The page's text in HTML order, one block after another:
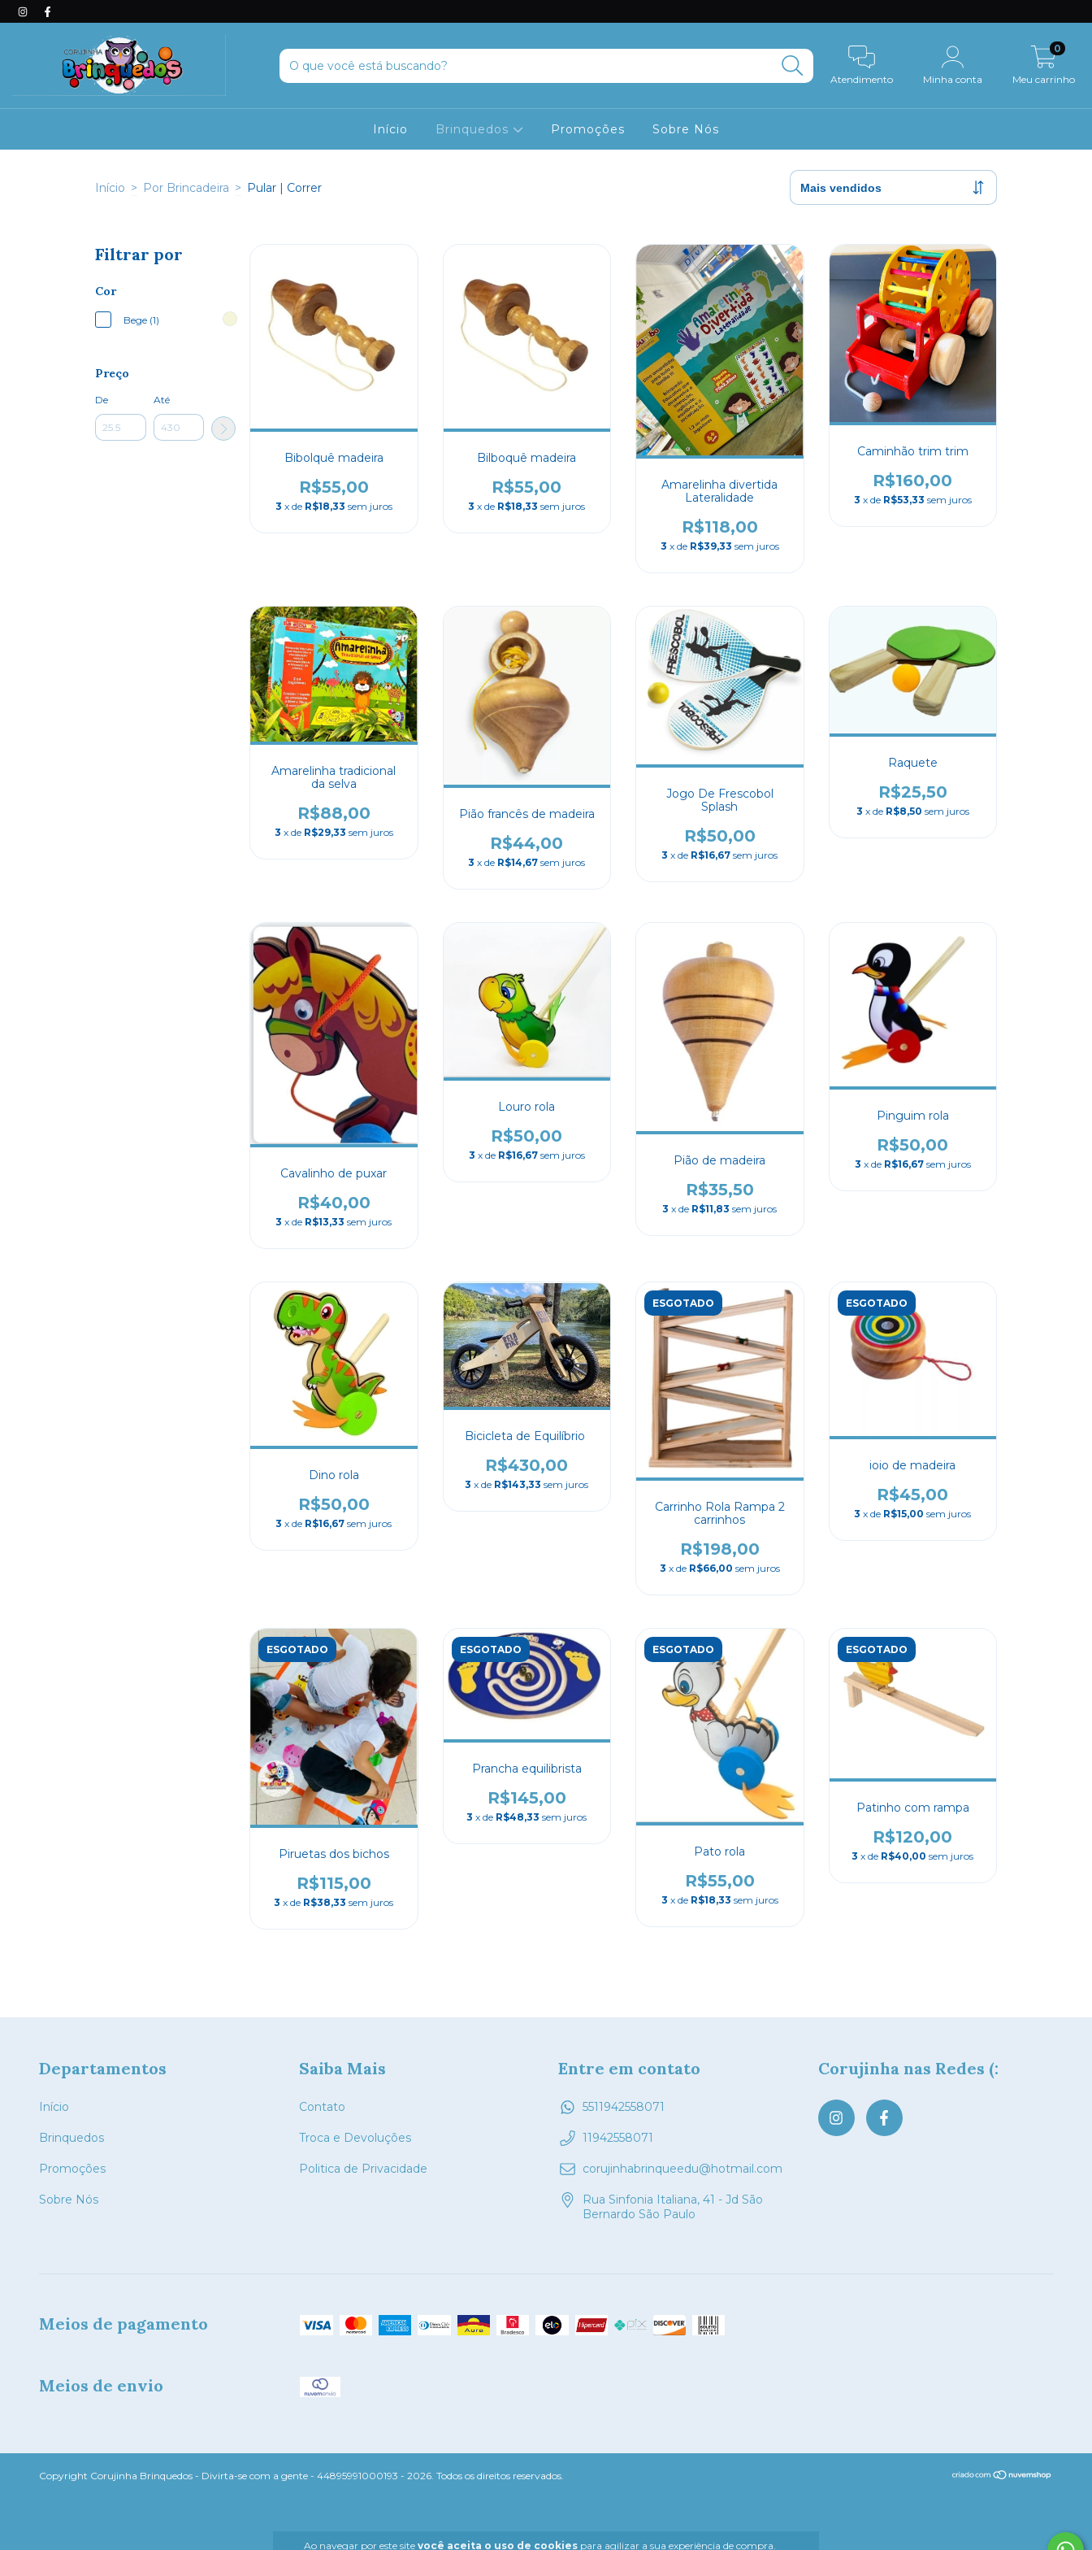
Atendimento Minha conta Meu carrinho
0
Início Brinquedos Promoções Sobre Nós
Ao navegar por este site você aceita o uso de cookiespara agilizar a sua experiência de compra.
Início > Por Brincadeira > Pular | Correr
Filtrar por
Cor
Bege (1)
Preço
De Até
Bibolquê madeira
R$55,00
3 x de R$18,33 sem juros
Bilboquê madeira
R$55,00
3 x de R$18,33 sem juros
Amarelinha divertida
Lateralidade
R$118,00
3 x de R$39,33 sem juros
Caminhão trim trim
R$160,00
3 x de R$53,33 sem juros
Amarelinha tradicional
da selva
R$88,00
3 x de R$29,33 sem juros
Pião francês de madeira
R$44,00
3 x de R$14,67 sem juros
Jogo De Frescobol
Splash
R$50,00
3 x de R$16,67 sem juros
Raquete
R$25,50
3 x de R$8,50 sem juros
Cavalinho de puxar
R$40,00
3 x de R$13,33 sem juros
Louro rola
R$50,00
3 x de R$16,67 sem juros Pião de madeira
R$35,50
3 x de R$11,83 sem juros
Pinguim rola
R$50,00
3 x de R$16,67 sem juros
Dino rola
R$50,00
3 x de R$16,67 sem juros
Bicicleta de Equilíbrio
R$430,00
3 x de R$143,33 sem juros
ESGOTADO
Carrinho Rola Rampa 2
carrinhos
R$198,00
3 x de R$66,00 sem juros
ESGOTADO
ioio de madeira
R$45,00
3 x de R$15,00 sem juros
ESGOTADO
Piruetas dos bichos
R$115,00
3 x de R$38,33 sem juros
ESGOTADO
Prancha equilibrista
R$145,00
3 x de R$48,33 sem juros
ESGOTADO
Pato rola
R$55,00
3 x de R$18,33 sem juros
ESGOTADO
Patinho com rampa
R$120,00
3 x de R$40,00 sem juros
Departamentos
Início
Brinquedos
Promoções
Sobre Nós
Saiba Mais
Contato
Troca e Devoluções
Politica de Privacidade
Entre em contato
5511942558071
11942558071
corujinhabrinqueedu@hotmail.com
Rua Sinfonia Italiana, 41 - Jd São
Bernardo São Paulo
Corujinha nas Redes (:
Meios de pagamento
Meios de envio
Copyright Corujinha Brinquedos - Divirta-se com a gente - 44895991000193 - 2026. Todos os direitos reservados.